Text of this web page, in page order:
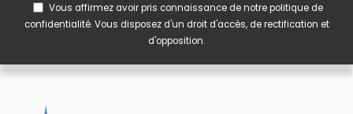
Vous affirmez avoir pris connaissance de notrepolitique de
confidentialité. Vous disposez d'un droit d'accès, de rectification et
d'opposition.